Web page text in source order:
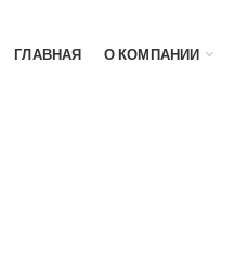
ГЛАВНАЯ О КОМПАНИИ